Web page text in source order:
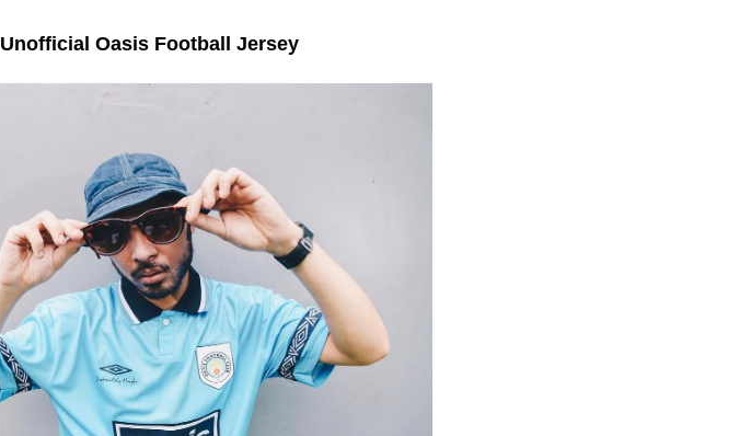
Unofficial Oasis Football Jersey